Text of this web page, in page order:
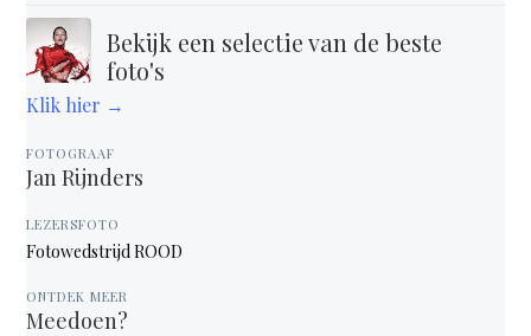
Bekijk een selectie van de beste
foto's
Klik hier →
FOTOGRAAF
Jan Rijnders
LEZERSFOTO
Fotowedstrijd ROOD
ONTDEK MEER
Meedoen?